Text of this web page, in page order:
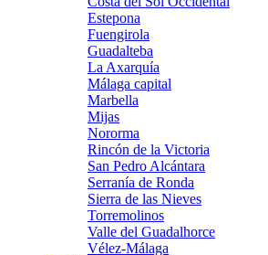
Estepona
Fuengirola
Guadalteba
La Axarquía
Málaga capital
Marbella
Mijas
Nororma
Rincón de la Victoria
San Pedro Alcántara
Serranía de Ronda
Sierra de las Nieves
Torremolinos
Valle del Guadalhorce
Vélez-Málaga